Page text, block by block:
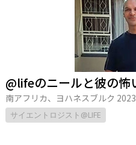
@lifeのニールと彼の怖
南アフリカ、ヨハネスブルク
サイエントロジスト@LIFE